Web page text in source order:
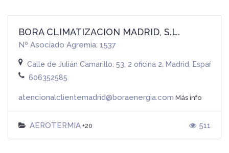
BORA CLIMATIZACION MADRID, S.L.
Nº Asociado Agremia: 1537
Calle de Julián Camarillo, 53, 2 oficina 2, Madrid, España
606352585
atencionalclientemadrid@boraenergia.com Más info
AEROTERMIA +20 511